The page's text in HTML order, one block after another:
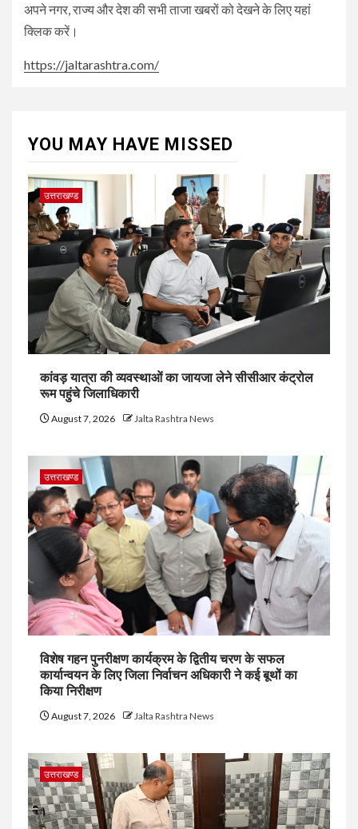
अपने नगर, राज्य और देश की सभी ताजा खबरों को देखने के लिए यहां
क्लिक करें।
https://jaltarashtra.com/
YOU MAY HAVE MISSED
उत्तराखण्ड
कांवड़ यात्रा की व्यवस्थाओं का जायजा लेने सीसीआर कंट्रोल
रूम पहुंचे जिलाधिकारी
August 7, 2026 Jalta Rashtra News
उत्तराखण्ड
विशेष गहन पुनरीक्षण कार्यक्रम के द्वितीय चरण के सफल
कार्यान्वयन के लिए जिला निर्वाचन अधिकारी ने कई बूथों का
किया निरीक्षण
August 7, 2026 Jalta Rashtra News
उत्तराखण्ड